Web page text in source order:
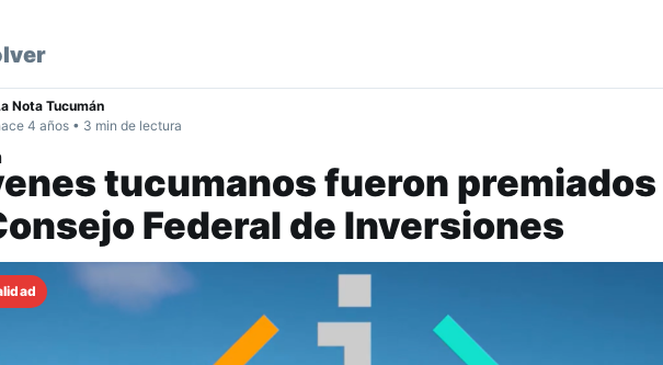
Nota Tucumán
4 años • 3 min de lectura
tucumanos fueron
Federal de Inversiones